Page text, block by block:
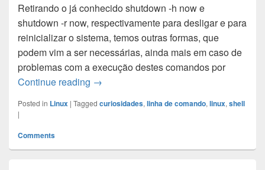
c
e
b
o
o
k
a
t
s
A
p
p
i
t
e
r
n
k
e
d
I
n
d
d
i
t
n
t
e
r
e
t
a
i
l
Retirando o já conhecido shutdown -h now e
shutdown -r now, respectivamente para desligar e para
reinicializar o sistema, temos outras formas, que
podem vim a ser necessárias, ainda mais em caso de
problemas com a execução destes comandos por
Continue reading Maneiras de reinicializar ou desligar
→
Posted in Linux | Tagged curiosidades, linha de comando, linux, shell
|
Comments